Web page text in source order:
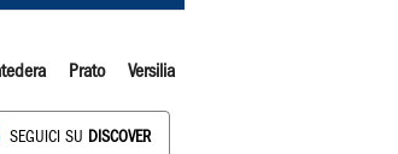
Prato Versilia
SEGUICI SU DISCOVER